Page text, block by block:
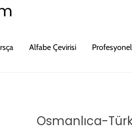
Alfabe Çevirisi
Osmanlıca-